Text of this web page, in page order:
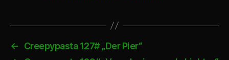
←
Creepypasta 127# „Der Pier“